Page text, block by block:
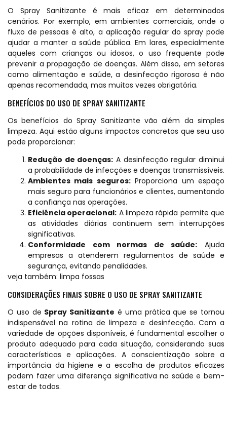
O Spray Sanitizante é mais eficaz em determinados
cenários. Por exemplo, em ambientes comerciais, onde o
fluxo de pessoas é alto, a aplicação regular do spray pode
ajudar a manter a saúde pública. Em lares, especialmente
aqueles com crianças ou idosos, o uso frequente pode
prevenir a propagação de doenças. Além disso, em setores
como alimentação e saúde, a desinfecção rigorosa é não
apenas recomendada, mas muitas vezes obrigatória.
BENEFÍCIOS DO USO DE SPRAY SANITIZANTE
Os benefícios do Spray Sanitizante vão além da simples
limpeza. Aqui estão alguns impactos concretos que seu uso
pode proporcionar:
Redução de doenças: A desinfecção regular diminui
a probabilidade de infecções e doenças transmissíveis.
Ambientes mais seguros:Proporciona um espaço
mais seguro para funcionários e clientes, aumentando
a confiança nas operações.
Eficiência operacional: A limpeza rápida permite que
as atividades diárias continuem sem interrupções
significativas.
Conformidade com normas de saúde: Ajuda
empresas a atenderem regulamentos de saúde e
segurança, evitando penalidades.
veja também: limpa fossas
CONSIDERAÇÕES FINAIS SOBRE O USO DE SPRAY SANITIZANTE
O uso de Spray Sanitizante é uma prática que se tornou
indispensável na rotina de limpeza e desinfecção. Com a
variedade de opções disponíveis, é fundamental escolher o
produto adequado para cada situação, considerando suas
características e aplicações. A conscientização sobre a
importância da higiene e a escolha de produtos eficazes
podem fazer uma diferença significativa na saúde e bem-
estar de todos.